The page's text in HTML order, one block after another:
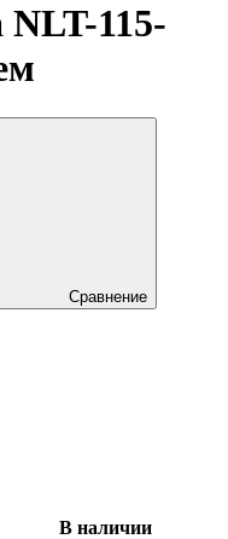
NLT-115-
Сравнение
В наличии